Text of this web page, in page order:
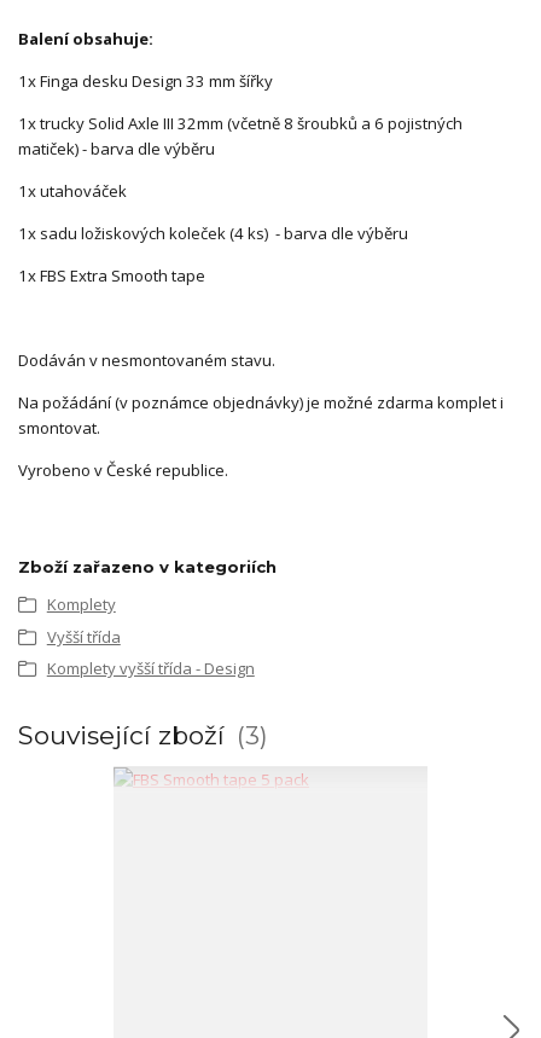
Balení obsahuje:
1x Finga desku Design 33 mm šířky
1x trucky Solid Axle III 32mm (včetně 8 šroubků a 6 pojistných
matiček) - barva dle výběru
1x utahováček
1x sadu ložiskových koleček (4 ks) - barva dle výběru
1x FBS Extra Smooth tape
Dodáván v nesmontovaném stavu.
Na požádání (v poznámce objednávky) je možné zdarma komplet i
smontovat.
Vyrobeno v České republice.
Zboží zařazeno v kategoriích
Komplety
Vyšší třída
Komplety vyšší třída - Design
Související zboží 3